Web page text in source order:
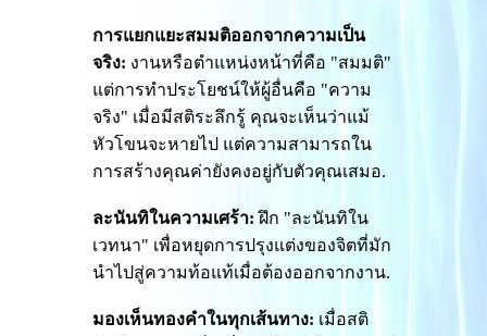
การแยกแยะสมมติออกจากความเป็น
จริง: งานหรือตำแหน่งหน้าที่คือ "สมมติ"
แต่การทำประโยชน์ให้ผู้อื่นคือ "ความ
จริง" เมื่อมีสติระลึกรู้ คุณจะเห็นว่าแม้
หัวโขนจะหายไป แต่ความสามารถใน
การสร้างคุณค่ายังคงอยู่กับตัวคุณเสมอ.
ละนันทิในความเศร้า: ฝึก "ละนันทิใน
เวทนา" เพื่อหยุดการปรุงแต่งของจิตที่มัก
นำไปสู่ความท้อแท้เมื่อต้องออกจากงาน.
มองเห็นทองคำในทุกเส้นทาง: เมื่อสติ